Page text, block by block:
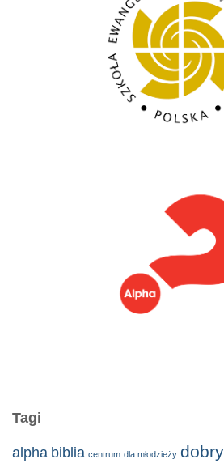
Tagi
alpha biblia centrum dla młodzieży